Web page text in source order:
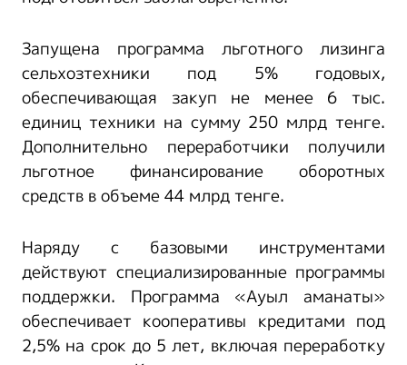
Запущена программа льготного лизинга
сельхозтехники под 5% годовых,
обеспечивающая закуп не менее 6 тыс.
единиц техники на сумму 250 млрд тенге.
Дополнительно переработчики получили
льготное финансирование оборотных
средств в объеме 44 млрд тенге.
Наряду с базовыми инструментами
действуют специализированные программы
поддержки. Программа «Ауыл аманаты»
обеспечивает кооперативы кредитами под
2,5% на срок до 5 лет, включая переработку